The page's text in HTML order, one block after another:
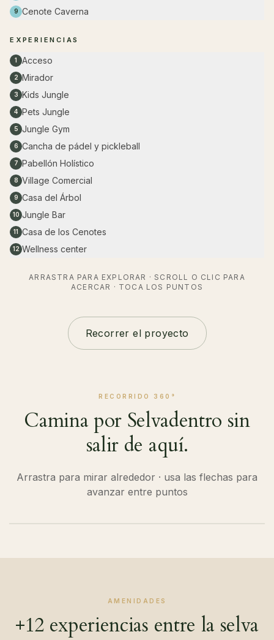
9 Cenote Caverna
EXPERIENCIAS
1 Acceso
2 Mirador
3 Kids Jungle
4 Pets Jungle
5 Jungle Gym
6 Cancha de pádel y pickleball
7 Pabellón Holístico
8 Village Comercial
9 Casa del Árbol
10 Jungle Bar
11 Casa de los Cenotes
12 Wellness center
ARRASTRA PARA EXPLORAR · SCROLL O CLIC PARA
ACERCAR · TOCA LOS PUNTOS
Recorrer el proyecto
RECORRIDO 360°
Camina por Selvadentro sin
salir de aquí.
Arrastra para mirar alrededor · usa las flechas para
avanzar entre puntos
AMENIDADES
+12 experiencias entre la selva